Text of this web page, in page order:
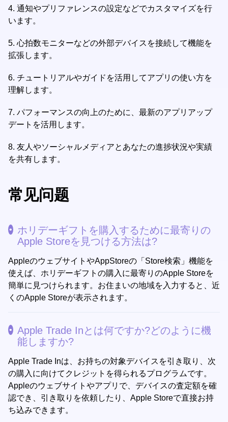
4. 通知やプリファレンスの設定などでカスタマイズを行
います。
5. 心拍数モニターなどの外部デバイスを接続して機能を
拡張します。
6. チュートリアルやガイドを活用してアプリの使い方を
理解します。
7. パフォーマンスの向上のために、最新のアプリアップ
デートを活用します。
8. 友人やソーシャルメディアとあなたの進捗状況や実績
を共有します。
常见问题
ホリデーギフトを購入するために最寄りの
Apple Storeを見つける方法は?
AppleのウェブサイトやAppStoreの「Store検索」機能を
使えば、ホリデーギフトの購入に最寄りのApple Storeを
簡単に見つけられます。お住まいの地域を入力すると、近
くのApple Storeが表示されます。
Apple Trade Inとは何ですか?どのように機
能しますか?
Apple Trade Inは、お持ちの対象デバイスを引き取り、次
の購入に向けてクレジットを得られるプログラムです。
Appleのウェブサイトやアプリで、デバイスの査定額を確
認でき、引き取りを依頼したり、Apple Storeで直接お持
ち込みできます。